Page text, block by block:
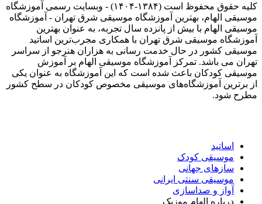
کلیه حقوق محفوظ است (۱۳۸۴-۱۴۰۴) - وبسایت رسمی آموزشگاه
موسیقی الهام، بهترین آموزشگاه موسیقی شرق تهران - آموزشگاه
موسیقی الهام با بیش از پانزده سال تجربه، به عنوان بهترین
آموزشگاه موسیقی شرق تهران با همکاری مجرب‌ترین اساتید
موسیقی کشور در حال خدمت رسانی به هزاران هنرجو از سراسر
تهران می باشد. تمرکز آموزشگاه موسیقی الهام بر آموزش
موسیقی کودکان باعث شده است که این آموزشگاه به عنوان یکی
از برترین آموزشگاه‌های موسیقی مخصوص کودکان در سطح کشور
مطرح شود.
اساتید
موسیقی کودک
سازهای جهانی
موسیقی سنتی ایرانی
آواز و صداسازی
درباره الهام موزیک